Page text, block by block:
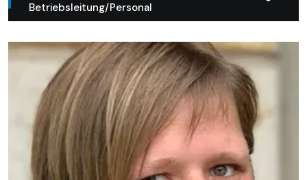
Betriebsleitung/Personal